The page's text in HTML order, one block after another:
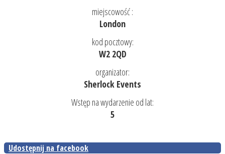
miejscowość :
London
kod pocztowy:
W2 2QD
organizator:
Sherlock Events
Wstęp na wydarzenie od lat:
5
Udostępnij na facebook